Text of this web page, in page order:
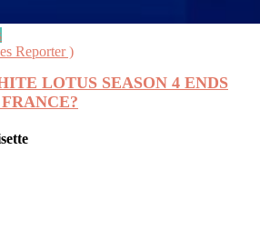
Reporter )
LOTUS SEASON 4 ENDS